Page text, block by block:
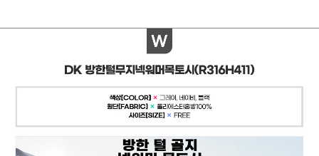
PAYCO 바로